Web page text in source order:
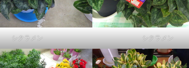
シクラメン シクラメン